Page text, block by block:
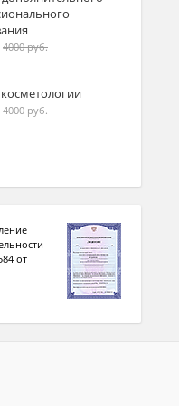
4000 руб.
4000 руб.
от